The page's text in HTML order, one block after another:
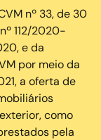
nº 33, de 30
112/2020-
e da
por meio da
a oferta de
como
pela